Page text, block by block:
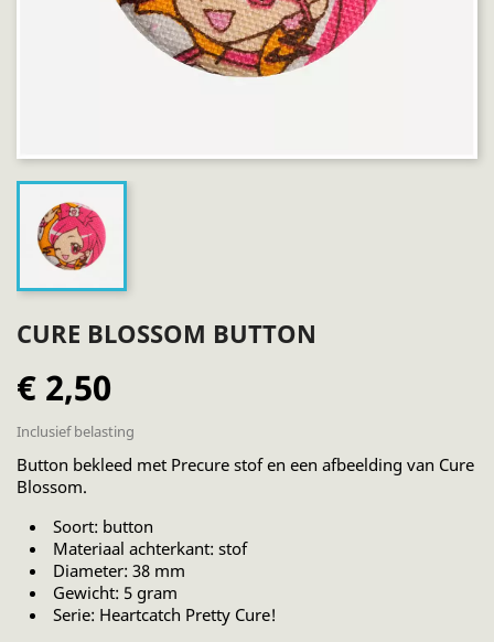
CURE BLOSSOM BUTTON
€ 2,50
Inclusief belasting
Button bekleed met Precure stof en een afbeelding van Cure
Blossom.
Soort: button
Materiaal achterkant: stof
Diameter: 38 mm
Gewicht: 5 gram
Serie: Heartcatch Pretty Cure!